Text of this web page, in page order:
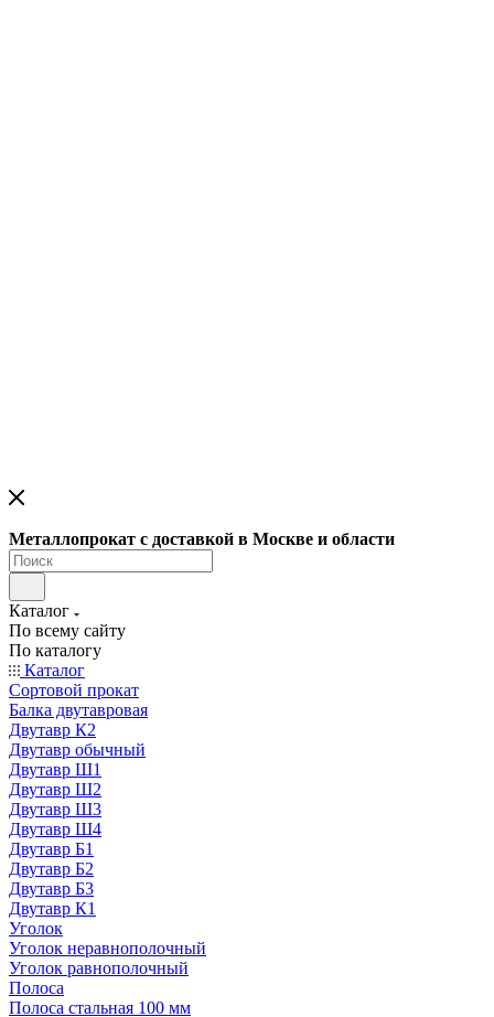
Металлопрокат с доставкой в Москве и области
Каталог
По всему сайту
По каталогу
Каталог
Сортовой прокат
Балка двутавровая
Двутавр К2
Двутавр обычный
Двутавр Ш1
Двутавр Ш2
Двутавр Ш3
Двутавр Ш4
Двутавр Б1
Двутавр Б2
Двутавр Б3
Двутавр К1
Уголок
Уголок неравнополочный
Уголок равнополочный
Полоса
Полоса стальная 100 мм